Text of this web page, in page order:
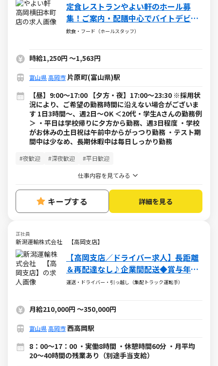
定食レストランやよい軒のホール募
集！ご案内・配膳中心でバイトデビュ
ーの方でも安心！
飲食・フード（ホールスタッフ）
時給1,250円 ～1,563円
富山県高岡市片原町(富山県)駅
【昼】9:00～17:00 【夕方・夜】17:00～23:30 ※採用状
況により、ご希望の勤務時間に沿えない場合がございま
す 1日3時間～、週2日～OK ＜20代・学生Aさんの勤務例
＞ ・平日は学校帰りに夕方から勤務、週3日程度 ・学校
がお休みの土日祝は午前中からがっつり勤務 ・テスト期
間中は少なめ、長期休暇中は毎日しっかり勤務
#夜歓迎 #深夜歓迎 #平日歓迎
仕事内容を見てみる
キープする 詳細を見る
正社員
新潟運輸株式会社 【高岡支店】
【高岡支店／ドライバー求人】長距離
＆再配達なし♪企業間配送◆賞与年2
回◆土日祝休み◆
運送・ドライバー・引っ越し（集配トラック運転手）
月給210,000円 ～350,000円
富山県高岡市西高岡駅
8：00～17：00 ・実働8時間 ・休憩時間60分 ・月平均
20～40時間の残業あり（別途手当支給）